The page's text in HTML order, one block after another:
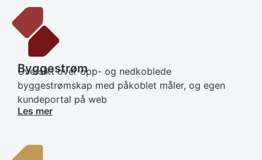
Byggestrøm
Oversikt over opp- og nedkoblede
byggestrømskap med påkoblet måler, og egen
kundeportal på web
Les mer